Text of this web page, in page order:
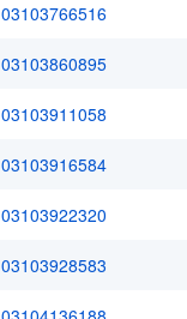
03103766516
03103860895
03103911058
03103916584
03103922320
03103928583